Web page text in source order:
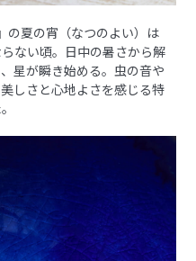
の夏の宵（なつのよい）は
ない頃。日中の暑さから解
星が瞬き始める。虫の音や
しさと心地よさを感じる特